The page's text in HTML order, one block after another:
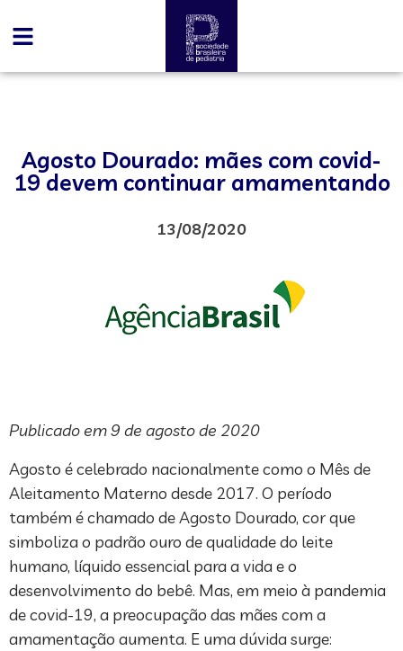
Agosto Dourado: mães com covid-
19 devem continuar amamentando
13/08/2020
Publicado em 9 de agosto de 2020
Agosto é celebrado nacionalmente como o Mês de
Aleitamento Materno desde 2017. O período
também é chamado de Agosto Dourado, cor que
simboliza o padrão ouro de qualidade do leite
humano, líquido essencial para a vida e o
desenvolvimento do bebê. Mas, em meio à pandemia
de covid-19, a preocupação das mães com a
amamentação aumenta. E uma dúvida surge: